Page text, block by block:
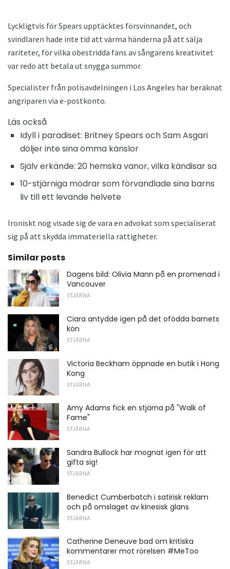
Lyckligtvis för Spears upptäcktes försvinnandet, och
svindlaren hade inte tid att värma händerna på att sälja
rariteter, för vilka obestridda fans av sångarens kreativitet
var redo att betala ut snygga summor.
Specialister från polisavdelningen i Los Angeles har beräknat
angriparen via e-postkonto.
Läs också
Idyll i paradiset: Britney Spears och Sam Asgari
döljer inte sina ömma känslor
Själv erkände: 20 hemska vanor, vilka kändisar sa
10-stjärniga mödrar som förvandlade sina barns
liv till ett levande helvete
Ironiskt nog visade sig de vara en advokat som specialiserat
sig på att skydda immateriella rättigheter.
Similar posts
Dagens bild: Olivia Mann på en promenad i
Vancouver
STJÄRNA
Ciara antydde igen på det ofödda barnets
kön
STJÄRNA
Victoria Beckham öppnade en butik i Hong
Kong
STJÄRNA
Amy Adams fick en stjärna på "Walk of
Fame"
STJÄRNA
Sandra Bullock har mognat igen för att
gifta sig!
STJÄRNA
Benedict Cumberbatch i satirisk reklam
och på omslaget av kinesisk glans
STJÄRNA
Catherine Deneuve bad om kritiska
kommentarer mot rörelsen #MeToo
STJÄRNA